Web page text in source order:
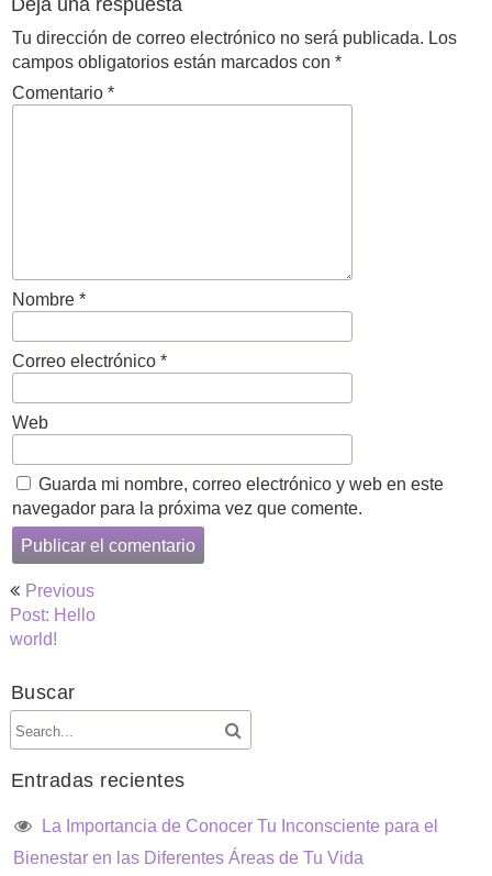
Tu dirección de correo electrónico no será publicada. Los
campos obligatorios están marcados con *
Comentario*
Nombre*
Correo electrónico*
Web
Guarda mi nombre, correo electrónico y web en este
navegador para la próxima vez que comente.
Navegación
de
entradas
Previous
Post: Hello
world!
Buscar
Entradas recientes
La Importancia de Conocer Tu Inconsciente para el
Bienestar en las Diferentes Áreas de Tu Vida